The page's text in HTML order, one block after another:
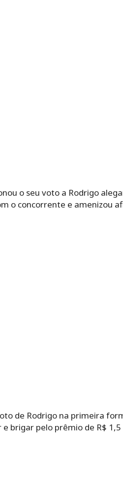
o seu voto a Rodrigo
o concorrente e amenizou
de Rodrigo na primeira
brigar pelo prêmio de R$ 1,5